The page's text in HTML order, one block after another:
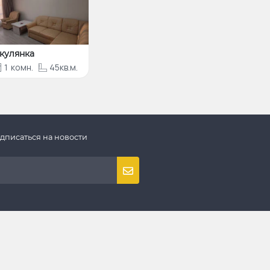
1 комн. 45кв.м.
на новости